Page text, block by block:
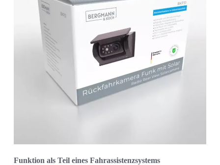
Funktion als Teil eines Fahrassistenzsystems